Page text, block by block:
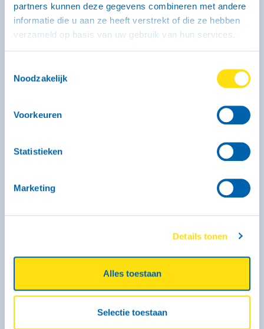
partners kunnen deze gegevens combineren met andere
informatie die u aan ze heeft verstrekt of die ze hebben
verzameld op basis van uw gebruik van hun services.
Noodzakelijk
Voorkeuren
Statistieken
Marketing
Details tonen
Alles toestaan
Selectie toestaan
nodig)
Laadvermogen: 320 kg
Max. massa: 750 kg
Meer informatie